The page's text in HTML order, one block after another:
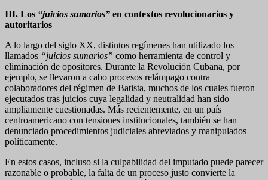
III. Los “juicios sumarios” en contextos revolucionarios y
autoritarios
A lo largo del siglo XX, distintos regímenes han utilizado los
llamados “juicios sumarios” como herramienta de control y
eliminación de opositores. Durante la Revolución Cubana, por
ejemplo, se llevaron a cabo procesos relámpago contra
colaboradores del régimen de Batista, muchos de los cuales fueron
ejecutados tras juicios cuya legalidad y neutralidad han sido
ampliamente cuestionadas. Más recientemente, en un país
centroamericano con tensiones institucionales, también se han
denunciado procedimientos judiciales abreviados y manipulados
políticamente.
En estos casos, incluso si la culpabilidad del imputado puede parecer
razonable o probable, la falta de un proceso justo convierte la